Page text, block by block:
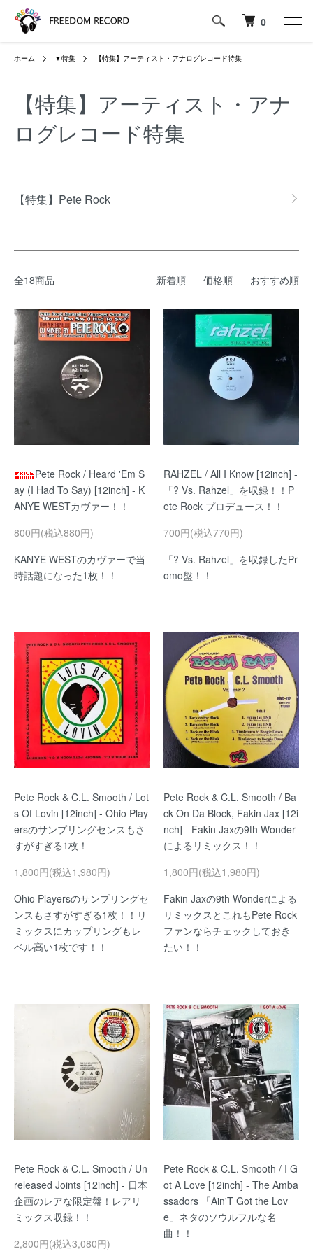
0
ホーム ▼特集 【特集】アーティスト・アナログレコード特集
【特集】アーティスト・アナ
ログレコード特集
【特集】Pete Rock
全18商品 新着順 価格順 おすすめ順
Pete Rock / Heard 'Em S
ay (I Had To Say) [12inch] - K
ANYE WESTカヴァー！！
800円(税込880円)
KANYE WESTのカヴァーで当
時話題になった1枚！！
RAHZEL / All I Know [12inch] -
「? Vs. Rahzel」を収録！！P
ete Rock プロデュース！！
700円(税込770円)
「? Vs. Rahzel」を収録したPr
omo盤！！
Pete Rock & C.L. Smooth / Lot
s Of Lovin [12inch] - Ohio Play
ersのサンプリングセンスもさ
すがすぎる1枚！
1,800円(税込1,980円)
Ohio Playersのサンプリングセ
ンスもさすがすぎる1枚！！リ
ミックスにカップリングもレ
ベル高い1枚です！！
Pete Rock & C.L. Smooth / Ba
ck On Da Block, Fakin Jax [12i
nch] - Fakin Jaxの9th Wonder
によるリミックス！！
1,800円(税込1,980円)
Fakin Jaxの9th Wonderによる
リミックスとこれもPete Rock
ファンならチェックしておき
たい！！
Pete Rock & C.L. Smooth / Un
released Joints [12inch] - 日本
企画のレアな限定盤！レアリ
ミックス収録！！
2,800円(税込3,080円)
Pete Rock & C.L. Smooth / I G
ot A Love [12inch] - The Amba
ssadors 「Ain'T Got the Lov
e」ネタのソウルフルな名
曲！！